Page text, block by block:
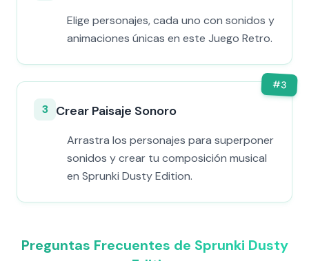
Elige personajes, cada uno con sonidos y
animaciones únicas en este Juego Retro.
#3
3 Crear Paisaje Sonoro
Arrastra los personajes para superponer
sonidos y crear tu composición musical
en Sprunki Dusty Edition.
Preguntas Frecuentes de Sprunki Dusty